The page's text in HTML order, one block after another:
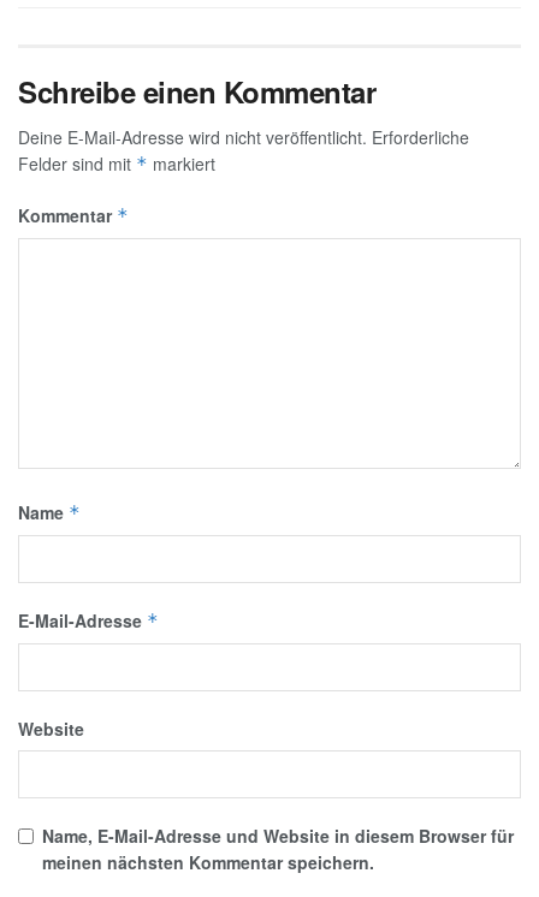
Schreibe einen Kommentar
Deine E-Mail-Adresse wird nicht veröffentlicht. Erforderliche
Felder sind mit * markiert
Kommentar *
Name *
E-Mail-Adresse *
Website
Name, E-Mail-Adresse und Website in diesem Browser für
meinen nächsten Kommentar speichern.